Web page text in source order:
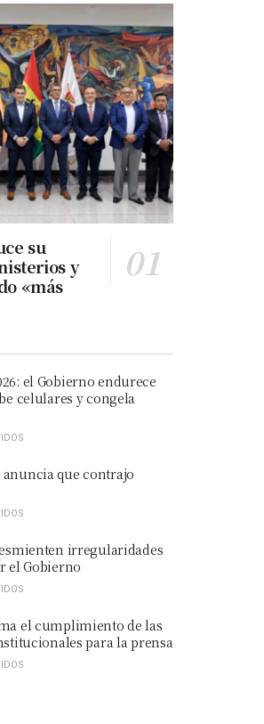
su
y
«más
el Gobierno endurece
celulares y congela
que contrajo
irregularidades
el Gobierno
el cumplimiento de las
para la prensa